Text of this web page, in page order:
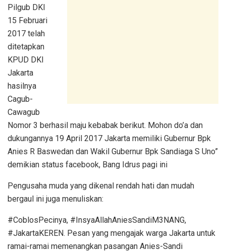
Pilgub DKI
15 Februari
2017 telah
ditetapkan
KPUD DKI
Jakarta
hasilnya
Cagub-
Cawagub
Nomor 3 berhasil maju kebabak berikut. Mohon do’a dan
dukungannya 19 April 2017 Jakarta memiliki Gubernur Bpk
Anies R Baswedan dan Wakil Gubernur Bpk Sandiaga S Uno”
demikian status facebook, Bang Idrus pagi ini
Pengusaha muda yang dikenal rendah hati dan mudah
bergaul ini juga menuliskan:
#CoblosPecinya, #InsyaAllahAniesSandiM3NANG,
#JakartaKEREN. Pesan yang mengajak warga Jakarta untuk
ramai-ramai memenangkan pasangan Anies-Sandi